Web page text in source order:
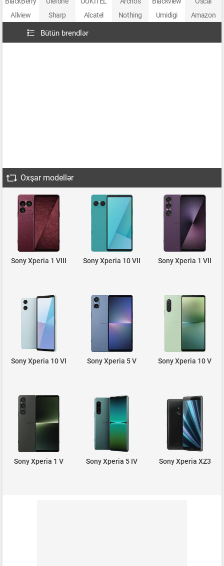
Allview
Sharp Alcatel Nothing Umidigi Amazon
Bütün brendlər
Oxşar modellər
Sony Xperia 1 VIII Sony Xperia 10 VII Sony Xperia 1 VII
Sony Xperia 10 VI Sony Xperia 5 V Sony Xperia 10 V
Sony Xperia 1 V Sony Xperia 5 IV Sony Xperia XZ3